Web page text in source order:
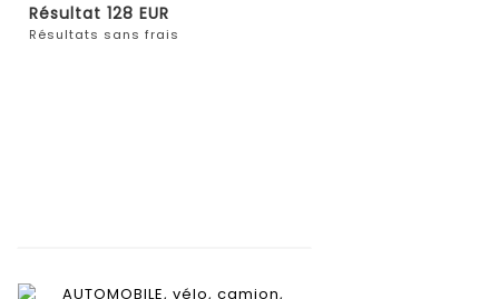
Résultat 128 EUR
Résultats sans frais